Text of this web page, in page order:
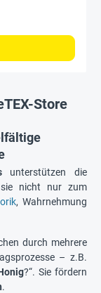
Store
unterstützen die
nicht nur zum
, Wahrnehmung
durch mehrere
– z.B.
?“. Sie fördern
.